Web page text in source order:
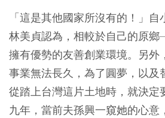
「這是其他國家所沒有的！」
林美貞認為，相較於自己的原
擁有優勢的友善創業環境。另外
事業無法長久，為了圓夢，以及
從踏上台灣這片土地時，就決定
九年，當前夫孫興一窺她的心意